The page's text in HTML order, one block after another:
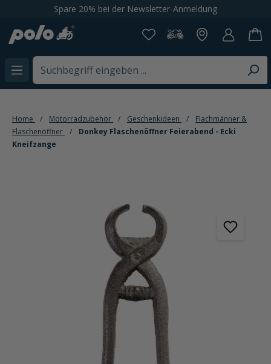
springenSpare 20% bei der Newsletter-Anmeldung
Home Motorradzubehör Geschenkideen
Flachmänner &
Flaschenöffner
Donkey Flaschenöffner Feierabend - Ecki
Kneifzange